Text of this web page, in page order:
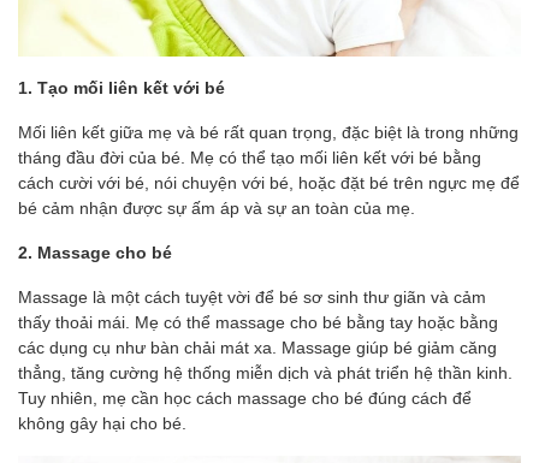
1. Tạo mối liên kết với bé
Mối liên kết giữa mẹ và bé rất quan trọng, đặc biệt là trong những
tháng đầu đời của bé. Mẹ có thể tạo mối liên kết với bé bằng
cách cười với bé, nói chuyện với bé, hoặc đặt bé trên ngực mẹ để
bé cảm nhận được sự ấm áp và sự an toàn của mẹ.
2. Massage cho bé
Massage là một cách tuyệt vời để bé sơ sinh thư giãn và cảm
thấy thoải mái. Mẹ có thể massage cho bé bằng tay hoặc bằng
các dụng cụ như bàn chải mát xa. Massage giúp bé giảm căng
thẳng, tăng cường hệ thống miễn dịch và phát triển hệ thần kinh.
Tuy nhiên, mẹ cần học cách massage cho bé đúng cách để
không gây hại cho bé.